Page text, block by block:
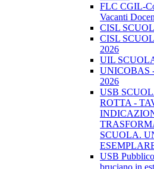
FLC CGIL-
Vacanti
CISL
CISL
2026
UIL
UNICOBAS -
2026
USB
ROTTA -
SCUOLA.
USB